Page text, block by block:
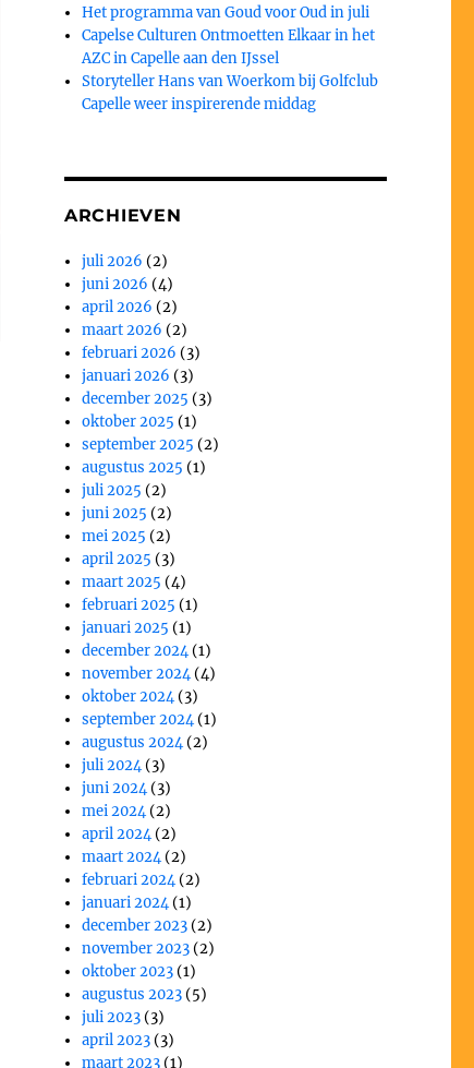
Het programma van Goud voor Oud in juli
Capelse Culturen Ontmoetten Elkaar in het
AZC in Capelle aan den IJssel
Storyteller Hans van Woerkom bij Golfclub
Capelle weer inspirerende middag
ARCHIEVEN
juli 2026 (2)
juni 2026 (4)
april 2026 (2)
maart 2026 (2)
februari 2026 (3)
januari 2026 (3)
december 2025 (3)
oktober 2025 (1)
september 2025 (2)
augustus 2025 (1)
juli 2025 (2)
juni 2025 (2)
mei 2025 (2)
april 2025 (3)
maart 2025 (4)
februari 2025 (1)
januari 2025 (1)
december 2024(1)
november 2024(4)
oktober 2024(3)
september 2024(1)
augustus 2024(2)
juli 2024(3)
juni 2024(3)
mei 2024(2)
april 2024(2)
maart 2024(2)
februari 2024(2)
januari 2024(1)
december 2023(2)
november 2023(2)
oktober 2023(1)
augustus 2023(5)
juli 2023(3)
april 2023(3)
maart 2023(1)